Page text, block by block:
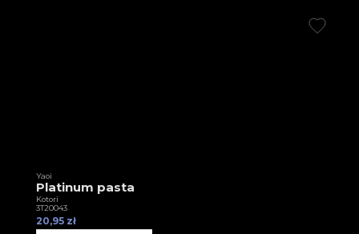
Yaoi
Platinum pasta
Kotori
3T20043
20,95 zł